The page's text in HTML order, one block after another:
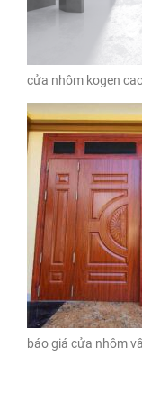
cửa nhôm kogen
báo giá cửa nhôm